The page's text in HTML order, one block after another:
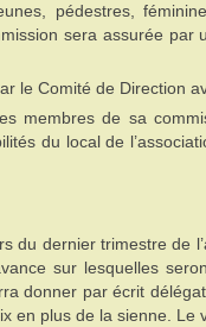
pédestres,
sera assurée par
le Comité de Direction
membres de sa
du local de
du dernier trimestre de
sur lesquelles
donner par écrit
en plus de la sienne.